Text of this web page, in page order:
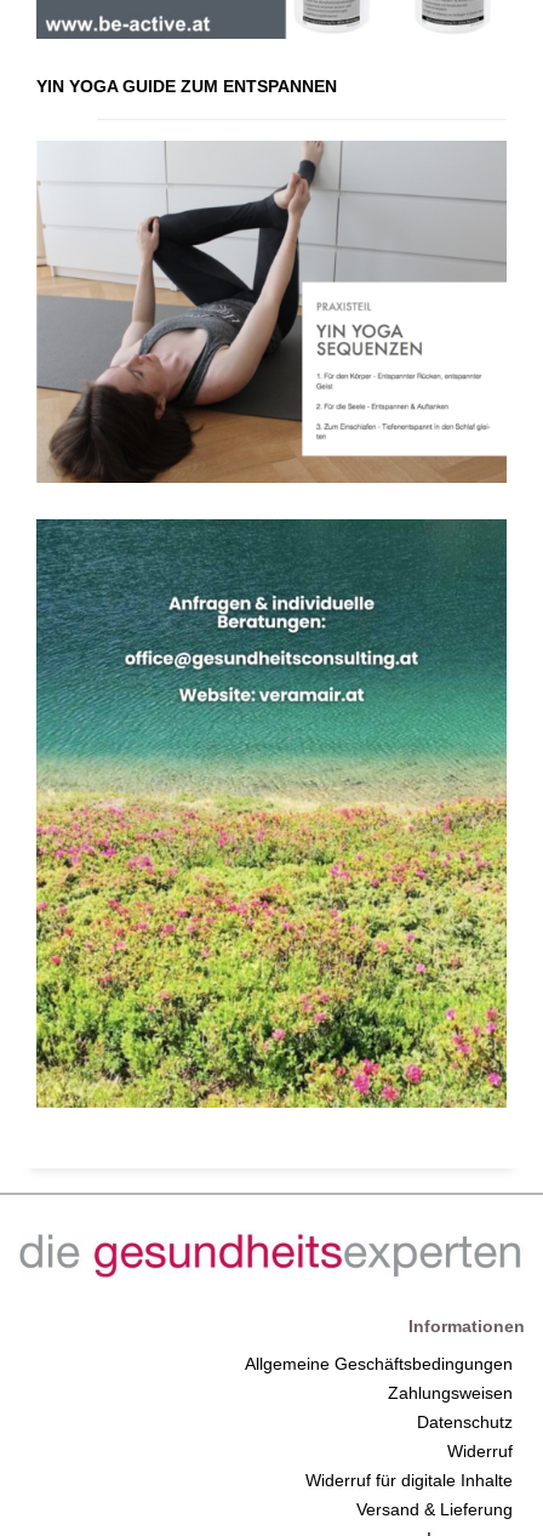
YIN YOGA GUIDE ZUM ENTSPANNEN
Informationen
Allgemeine Geschäftsbedingungen
Zahlungsweisen
Datenschutz
Widerruf
Widerruf für digitale Inhalte
Versand & Lieferung